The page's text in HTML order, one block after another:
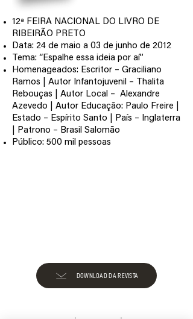
12ª FEIRA NACIONAL DO LIVRO DE
RIBEIRÃO PRETO
Data: 24 de maio a 03 de junho de 2012
Tema: “Espalhe essa ideia por aí”
Homenageados: Escritor – Graciliano
Ramos | Autor Infantojuvenil – Thalita
Rebouças | Autor Local – Alexandre
Azevedo | Autor Educação: Paulo Freire |
Estado – Espírito Santo | País – Inglaterra
| Patrono – Brasil Salomão
Público: 500 mil pessoas
DOWNLOAD DA REVISTA